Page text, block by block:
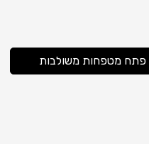
פתח מטפחות משולבות